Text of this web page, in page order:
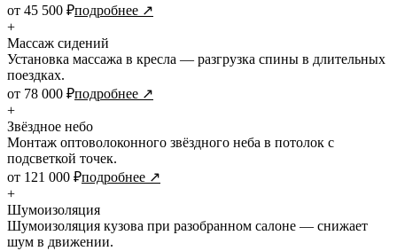
от 45 500 ₽подробнее ↗
+
Массаж сидений
Установка массажа в кресла — разгрузка спины в длительных
поездках.
от 78 000 ₽подробнее ↗
+
Звёздное небо
Монтаж оптоволоконного звёздного неба в потолок с
подсветкой точек.
от 121 000 ₽подробнее ↗
+
Шумоизоляция
Шумоизоляция кузова при разобранном салоне — снижает
шум в движении.